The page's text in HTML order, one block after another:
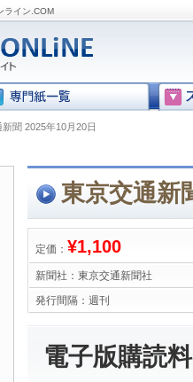
ライン.COM
聞 2025年10月20日
東京交通新
定価： ¥1,100
新聞社： 東京交通新聞社
発行間隔： 週刊
電子版購読